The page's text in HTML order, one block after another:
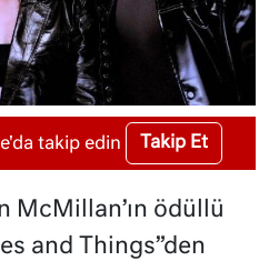
takip edin Takip Et
McMillan’ın ödüllü
and Things”den